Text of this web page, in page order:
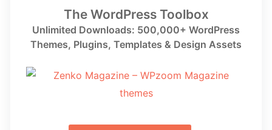
The WordPress Toolbox
Unlimited Downloads: 500,000+ WordPress
Themes, Plugins, Templates & Design Assets